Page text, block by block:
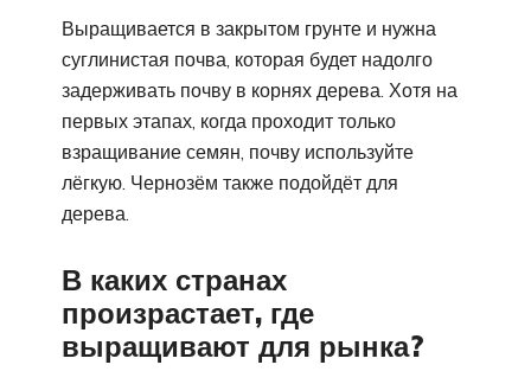
Выращивается в закрытом грунте и нужна
суглинистая почва, которая будет надолго
задерживать почву в корнях дерева. Хотя на
первых этапах, когда проходит только
взращивание семян, почву используйте
лёгкую. Чернозём также подойдёт для
дерева.
В каких странах
произрастает, где
выращивают для рынка?